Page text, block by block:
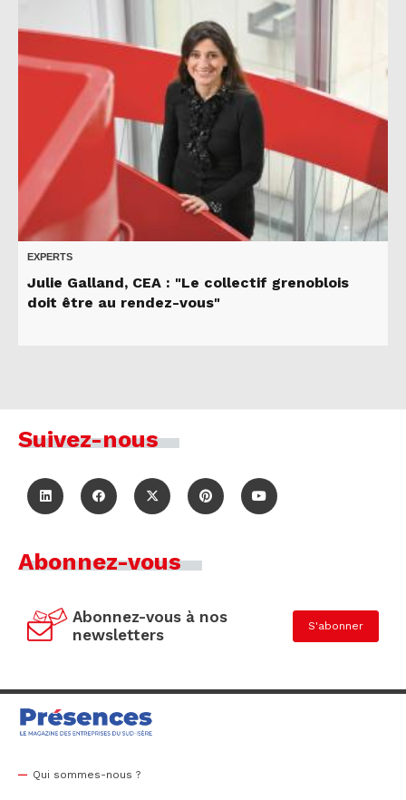
EXPERTS
Julie Galland, CEA : "Le collectif grenoblois
doit être au rendez-vous"
Suivez-nous
Abonnez-vous
Abonnez-vous à nos
newsletters
S'abonner
Qui sommes-nous ?